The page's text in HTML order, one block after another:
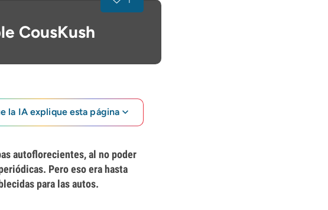
CousKush
la IA explique esta página
autoflorecientes, al no poder
Pero eso era hasta
para las autos.